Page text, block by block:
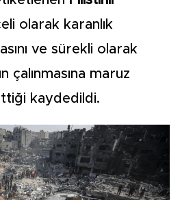
olarak karanlık
ve sürekli olarak
çalınmasına maruz
kaydedildi.